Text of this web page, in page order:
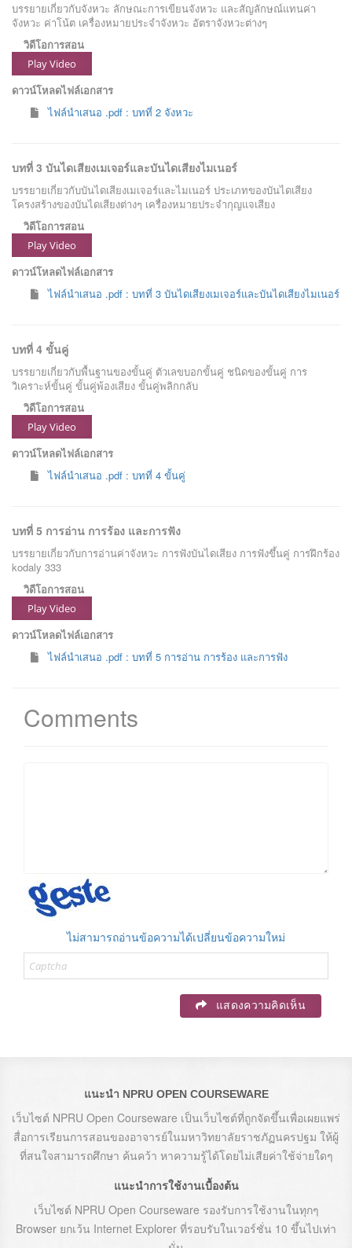
บรรยายเกี่ยวกับจังหวะ ลักษณะการเขียนจังหวะ และสัญลักษณ์แทนค่า
จังหวะ ค่าโน้ต เครื่องหมายประจำจังหวะ อัตราจังหวะต่างๆ
วิดีโอการสอน
Play Video
ดาวน์โหลดไฟล์เอกสาร
ไฟล์นำเสนอ .pdf : บทที่ 2 จังหวะ
บทที่ 3 บันไดเสียงเมเจอร์และบันไดเสียงไมเนอร์
บรรยายเกี่ยวกับบันไดเสียงเมเจอร์และไมเนอร์ ประเภทของบันไดเสียง
โครงสร้างของบันไดเสียงต่างๆ เครื่องหมายประจำกุญแจเสียง
วิดีโอการสอน
Play Video
ดาวน์โหลดไฟล์เอกสาร
ไฟล์นำเสนอ .pdf : บทที่ 3 บันไดเสียงเมเจอร์และบันไดเสียงไมเนอร์
บทที่ 4 ขั้นคู่
บรรยายเกี่ยวกับพื้นฐานของขั้นคู่ ตัวเลขบอกขั้นคู่ ชนิดของขั้นคู่ การ
วิเคราะห์ขั้นคู่ ขั้นคู่พ้องเสียง ขั้นคู่พลิกกลับ
วิดีโอการสอน
Play Video
ดาวน์โหลดไฟล์เอกสาร
ไฟล์นำเสนอ .pdf : บทที่ 4 ขั้นคู่
บทที่ 5 การอ่าน การร้อง และการฟัง
บรรยายเกี่ยวกับการอ่านค่าจังหวะ การฟังบันไดเสียง การฟังขึ้นคู่ การฝึกร้อง
kodaly 333
วิดีโอการสอน
Play Video
ดาวน์โหลดไฟล์เอกสาร
ไฟล์นำเสนอ .pdf : บทที่ 5 การอ่าน การร้อง และการฟัง
Comments
ไม่สามารถอ่านข้อความได้เปลี่ยนข้อความใหม่
แสดงความคิดเห็น
แนะนำ NPRU OPEN COURSEWARE
เว็บไซต์ NPRU Open Courseware เป็นเว็บไซต์ที่ถูกจัดขึ้นเพื่อเผยแพร่
สื่อการเรียนการสอนของอาจารย์ในมหาวิทยาลัยราชภัฏนครปฐม ให้ผู้
ที่สนใจสามารถศึกษา ค้นคว้า หาความรู้ได้โดยไม่เสียค่าใช้จ่ายใดๆ
แนะนำการใช้งานเบื้องต้น
เว็บไซต์ NPRU Open Courseware รองรับการใช้งานในทุกๆ
Browser ยกเว้น Internet Explorer ที่รอบรับในเวอร์ชั่น 10 ขึ้นไปเท่า